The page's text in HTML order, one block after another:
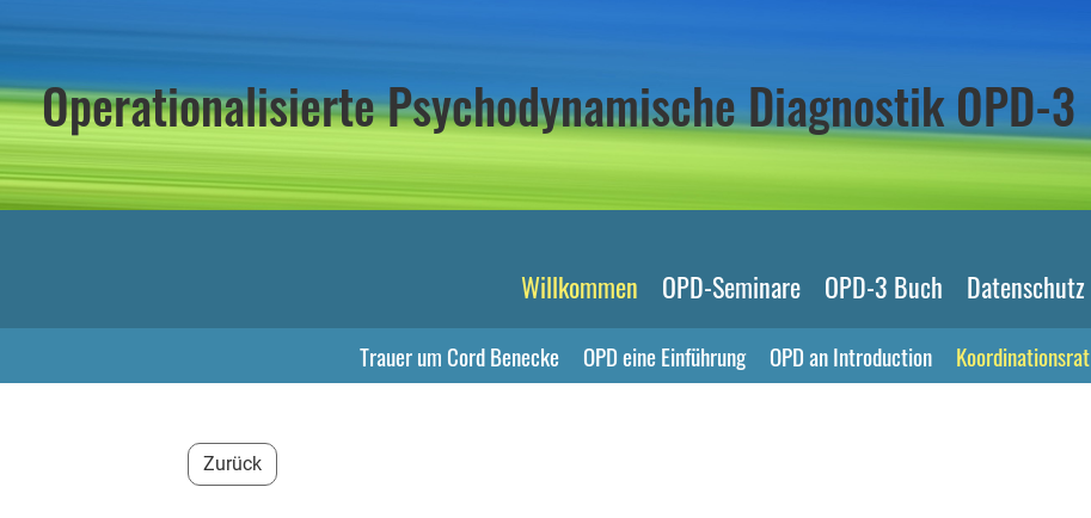
Operationalisierte Psychodynamische Diagnostik OPD-3
Willkommen OPD-Seminare OPD-3 Buch Datenschutz
Trauer um Cord Benecke OPD eine Einführung OPD an Introduction Koordinationsrat
Zurück